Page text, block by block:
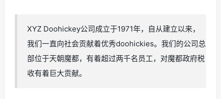
XYZ Doohickey公司成立于1971年，自从建立以来，
我们一直向社会贡献着优秀doohickies。我们的公司总
部位于天朝魔都，有着超过两千名员工，对魔都政府税
收有着巨大贡献。